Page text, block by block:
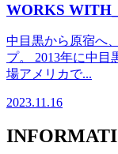
WORKS
中目黒から原宿へ
プ。 2013年に中
場アメリカで...
2023.11.16